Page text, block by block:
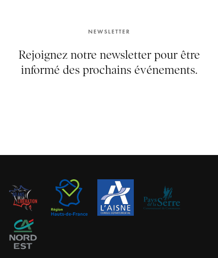
NEWSLETTER
Rejoignez notre newsletter pour être
informé des prochains événements.